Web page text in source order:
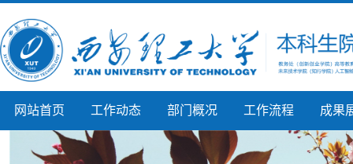
网站首页 工作动态 部门概况 工作流程 成果